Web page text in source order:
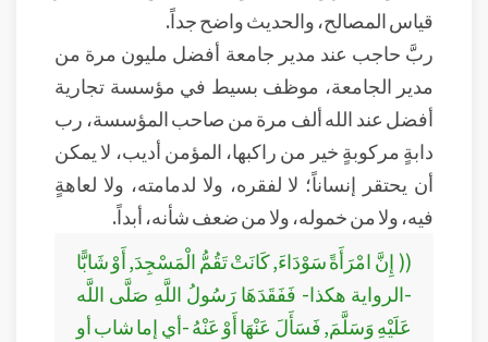
قياس المصالح، والحديث واضح جداً.
ربَّ حاجب عند مدير جامعة أفضل مليون مرة من
مدير الجامعة، موظف بسيط في مؤسسة تجارية
أفضل عند الله ألف مرة من صاحب المؤسسة، رب
دابةٍ مركوبةٍ خير من راكبها، المؤمن أديب، لا يمكن
أن يحتقر إنساناً؛ لا لفقره، ولا لدمامته، ولا لعاهةٍ
فيه، ولا من خموله، ولا من ضعف شأنه، أبداً.
(( إِنَّ امْرَأَةً سَوْدَاءَ, كَانَتْ تَقُمُّ الْمَسْجِدَ, أَوْ شَابًّا
-الرواية هكذا- فَفَقَدَهَا رَسُولُ اللَّهِ صَلَّى اللَّه
عَلَيْهِ وَسَلَّمَ, فَسَأَلَ عَنْهَا أَوْ عَنْهُ -أي إما شاب أو